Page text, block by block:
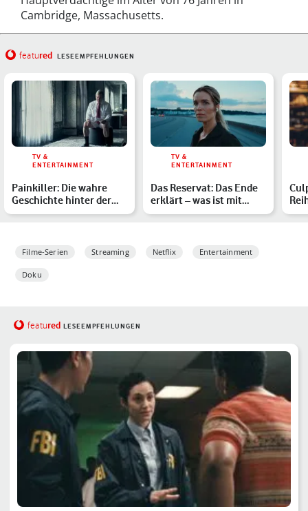
Cambridge, Massachusetts.
featured LESEEMPFEHLUNGEN
TV &
ENTERTAINMENT
Painkiller: Die wahre
Geschichte hinter der
Netflix-Serie
TV &
ENTERTAINMENT
Das Reservat: Das Ende
erklärt – was ist mit
Ruby passiert?
Filme-Serien Streaming Netflix Entertainment
Doku
featured LESEEMPFEHLUNGEN